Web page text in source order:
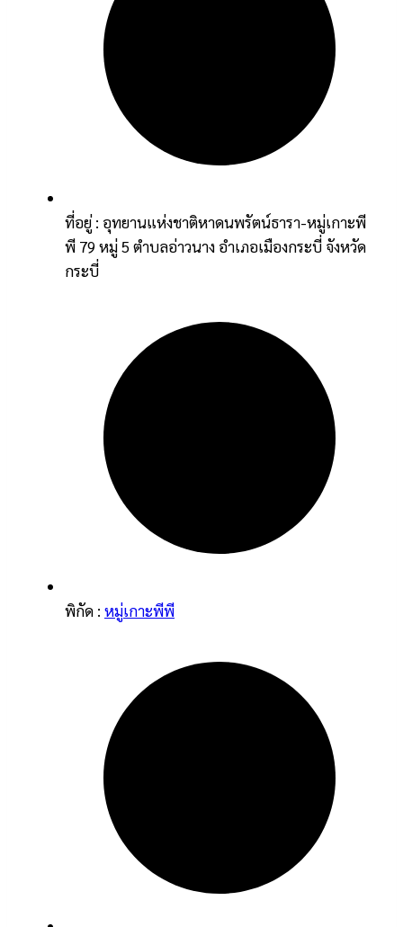
ที่อยู่ : อุทยานแห่งชาติหาดนพรัตน์ธารา-หมู่เกาะพี
พี 79 หมู่ 5 ตำบลอ่าวนาง อำเภอเมืองกระบี่ จังหวัด
กระบี่
พิกัด : หมู่เกาะพีพี